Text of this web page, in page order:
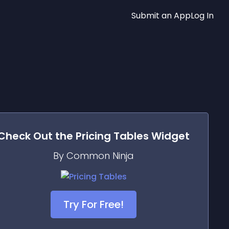
Submit an AppLog In
Out the Pricing Tables Widget
By Common Ninja
Try For Free!